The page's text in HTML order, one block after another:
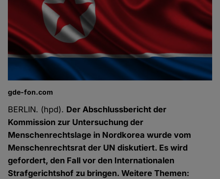
gde-fon.com
BERLIN. (hpd). Der Abschlussbericht der
Kommission zur Untersuchung der
Menschenrechtslage in Nordkorea wurde vom
Menschenrechtsrat der UN diskutiert. Es wird
gefordert, den Fall vor den Internationalen
Strafgerichtshof zu bringen. Weitere Themen: